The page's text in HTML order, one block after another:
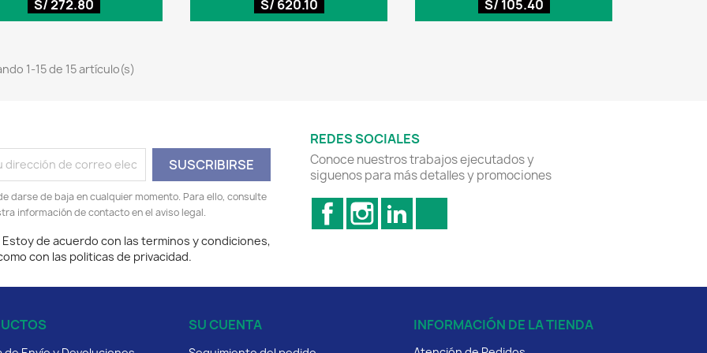
S/ 272.80 S/ 620.10 S/ 105.40
1-15 de 15 artículo(s)
darse de baja en cualquier momento. Para ello, consulte
información de contacto en el aviso legal.
Estoy de acuerdo con las terminos y condiciones,
con las politicas de privacidad.
REDES SOCIALES
Conoce nuestros trabajos ejecutados y
siguenos para más detalles y promociones
FacebookInstagram
SU CUENTA INFORMACIÓN DE LA TIENDA